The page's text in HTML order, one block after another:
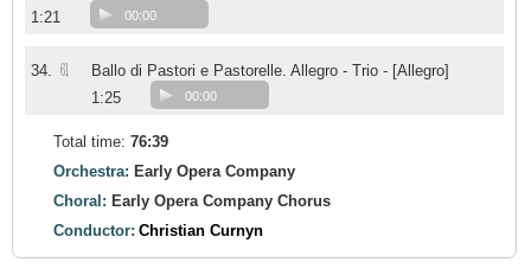
1:21
00:00
34. 61
Ballo di Pastori e Pastorelle. Allegro - Trio - [Allegro]
1:25
00:00
Total time: 76:39
Orchestra: Early Opera Company
Choral: Early Opera Company Chorus
Conductor: Christian Curnyn